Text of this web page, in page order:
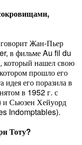
Жан-Пьер
в фильме Au fil du
нашел свою
прошло его
идея его поразила в
в 1952 г. с
Сьюзен Хейуорд
Indomptables).
Тоту?